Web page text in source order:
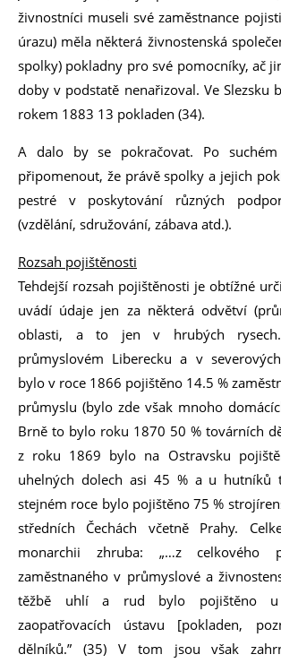
živnostníci museli své zaměstnance
úrazu) měla některá živnostenská
spolky) pokladny pro své pomocníky, ač
doby v podstatě nenařizoval. Ve Slezsku
rokem 1883 13 pokladen (34).
A dalo by se pokračovat. Po
připomenout, že právě spolky a jejich
pestré v poskytování různých
(vzdělání, sdružování, zábava atd.).
Rozsah pojištěnosti
Tehdejší rozsah pojištěnosti je obtížné
uvádí údaje jen za některá odvětví
oblasti, a to jen v hrubých
průmyslovém Liberecku a v
bylo v roce 1866 pojištěno 14.5 %
průmyslu (bylo zde však mnoho
Brně to bylo roku 1870 50 % továrních
z roku 1869 bylo na Ostravsku
uhelných dolech asi 45 % a u hutníků
stejném roce bylo pojištěno 75 %
středních Čechách včetně Prahy.
monarchii zhruba: „…z celkového
zaměstnaného v průmyslové a
těžbě uhlí a rud bylo pojištěno u
zaopatřovacích ústavu [pokladen,
dělníků.” (35) V tom jsou však